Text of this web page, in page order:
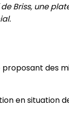
Briss, une
proposant des
en situation